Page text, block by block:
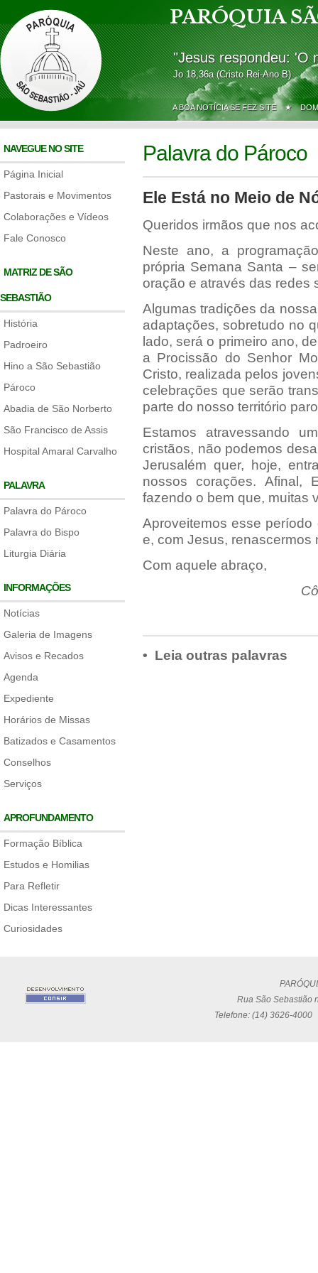
PARÓQUIA
"Jesus respondeu: 'O
Jo 18,36a (Cristo Rei-Ano B)
A BOA NOTÍCIA SE FEZ SITE ★
NAVEGUE NO SITE
Página Inicial
Pastorais e Movimentos
Colaborações e Vídeos
Fale Conosco
MATRIZ DE SÃO
SEBASTIÃO
História
Padroeiro
Hino a São Sebastião
Pároco
Abadia de São Norberto
São Francisco de Assis
Hospital Amaral Carvalho
PALAVRA
Palavra do Pároco
Palavra do Bispo
Liturgia Diária
INFORMAÇÕES
Notícias
Galeria de Imagens
Avisos e Recados
Agenda
Expediente
Horários de Missas
Batizados e Casamentos
Conselhos
Serviços
APROFUNDAMENTO
Formação Bíblica
Estudos e Homilias
Para Refletir
Dicas Interessantes
Curiosidades
Palavra do Pároco
Ele Está no Meio de
Queridos irmãos que nos
Neste ano, a
própria Semana Santa –
oração e através das redes
Algumas tradições da
adaptações, sobretudo no
lado, será o primeiro ano,
a Procissão do Senhor
Cristo, realizada pelos
celebrações que serão
parte do nosso território
Estamos atravessando
cristãos, não podemos
Jerusalém quer, hoje,
nossos corações.
fazendo o bem que, muitas
Aproveitemos esse
e, com Jesus, renascermos
Com aquele abraço,
• Leia outras palavras
Rua São Sebastião
Telefone: (14) 3626-